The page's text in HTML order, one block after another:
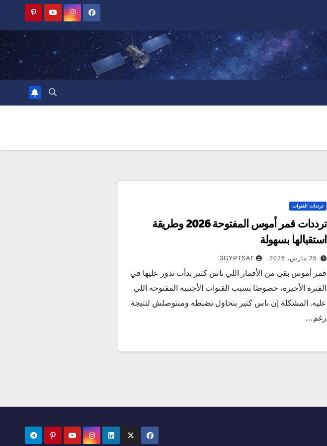
ترددات القنوات
ترددات قمر أموس المفتوحة 2026 وطريقة
استقبالها بسهولة
25 مارس، 2026 3GYPTSAT
قمر أموس بقى من الأقمار اللي ناس كتير بدأت تدور عليها في
الفترة الأخيرة، خصوصًا بسبب القنوات الأجنبية المفتوحة اللي
عليه. المشكلة إن ناس كتير بتحاول تضبطه ومبتوصلش لنتيجة
رغم…